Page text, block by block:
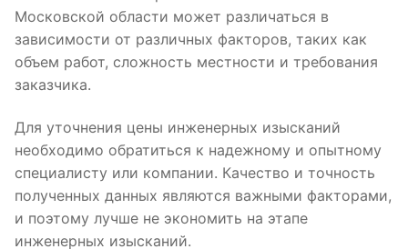
Московской области может различаться в
зависимости от различных факторов, таких как
объем работ, сложность местности и требования
заказчика.
Для уточнения цены инженерных изысканий
необходимо обратиться к надежному и опытному
специалисту или компании. Качество и точность
полученных данных являются важными факторами,
и поэтому лучше не экономить на этапе
инженерных изысканий.